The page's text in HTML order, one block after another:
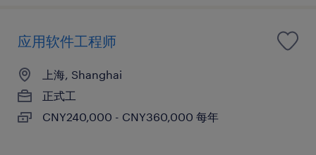
应用软件工程师
上海, Shanghai
正式工
CNY240,000 - CNY360,000 每年